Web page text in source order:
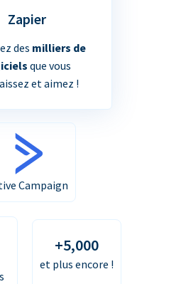
Zapier
des milliers de
que vous
et aimez !
Campaign
+5,000
et plus encore !